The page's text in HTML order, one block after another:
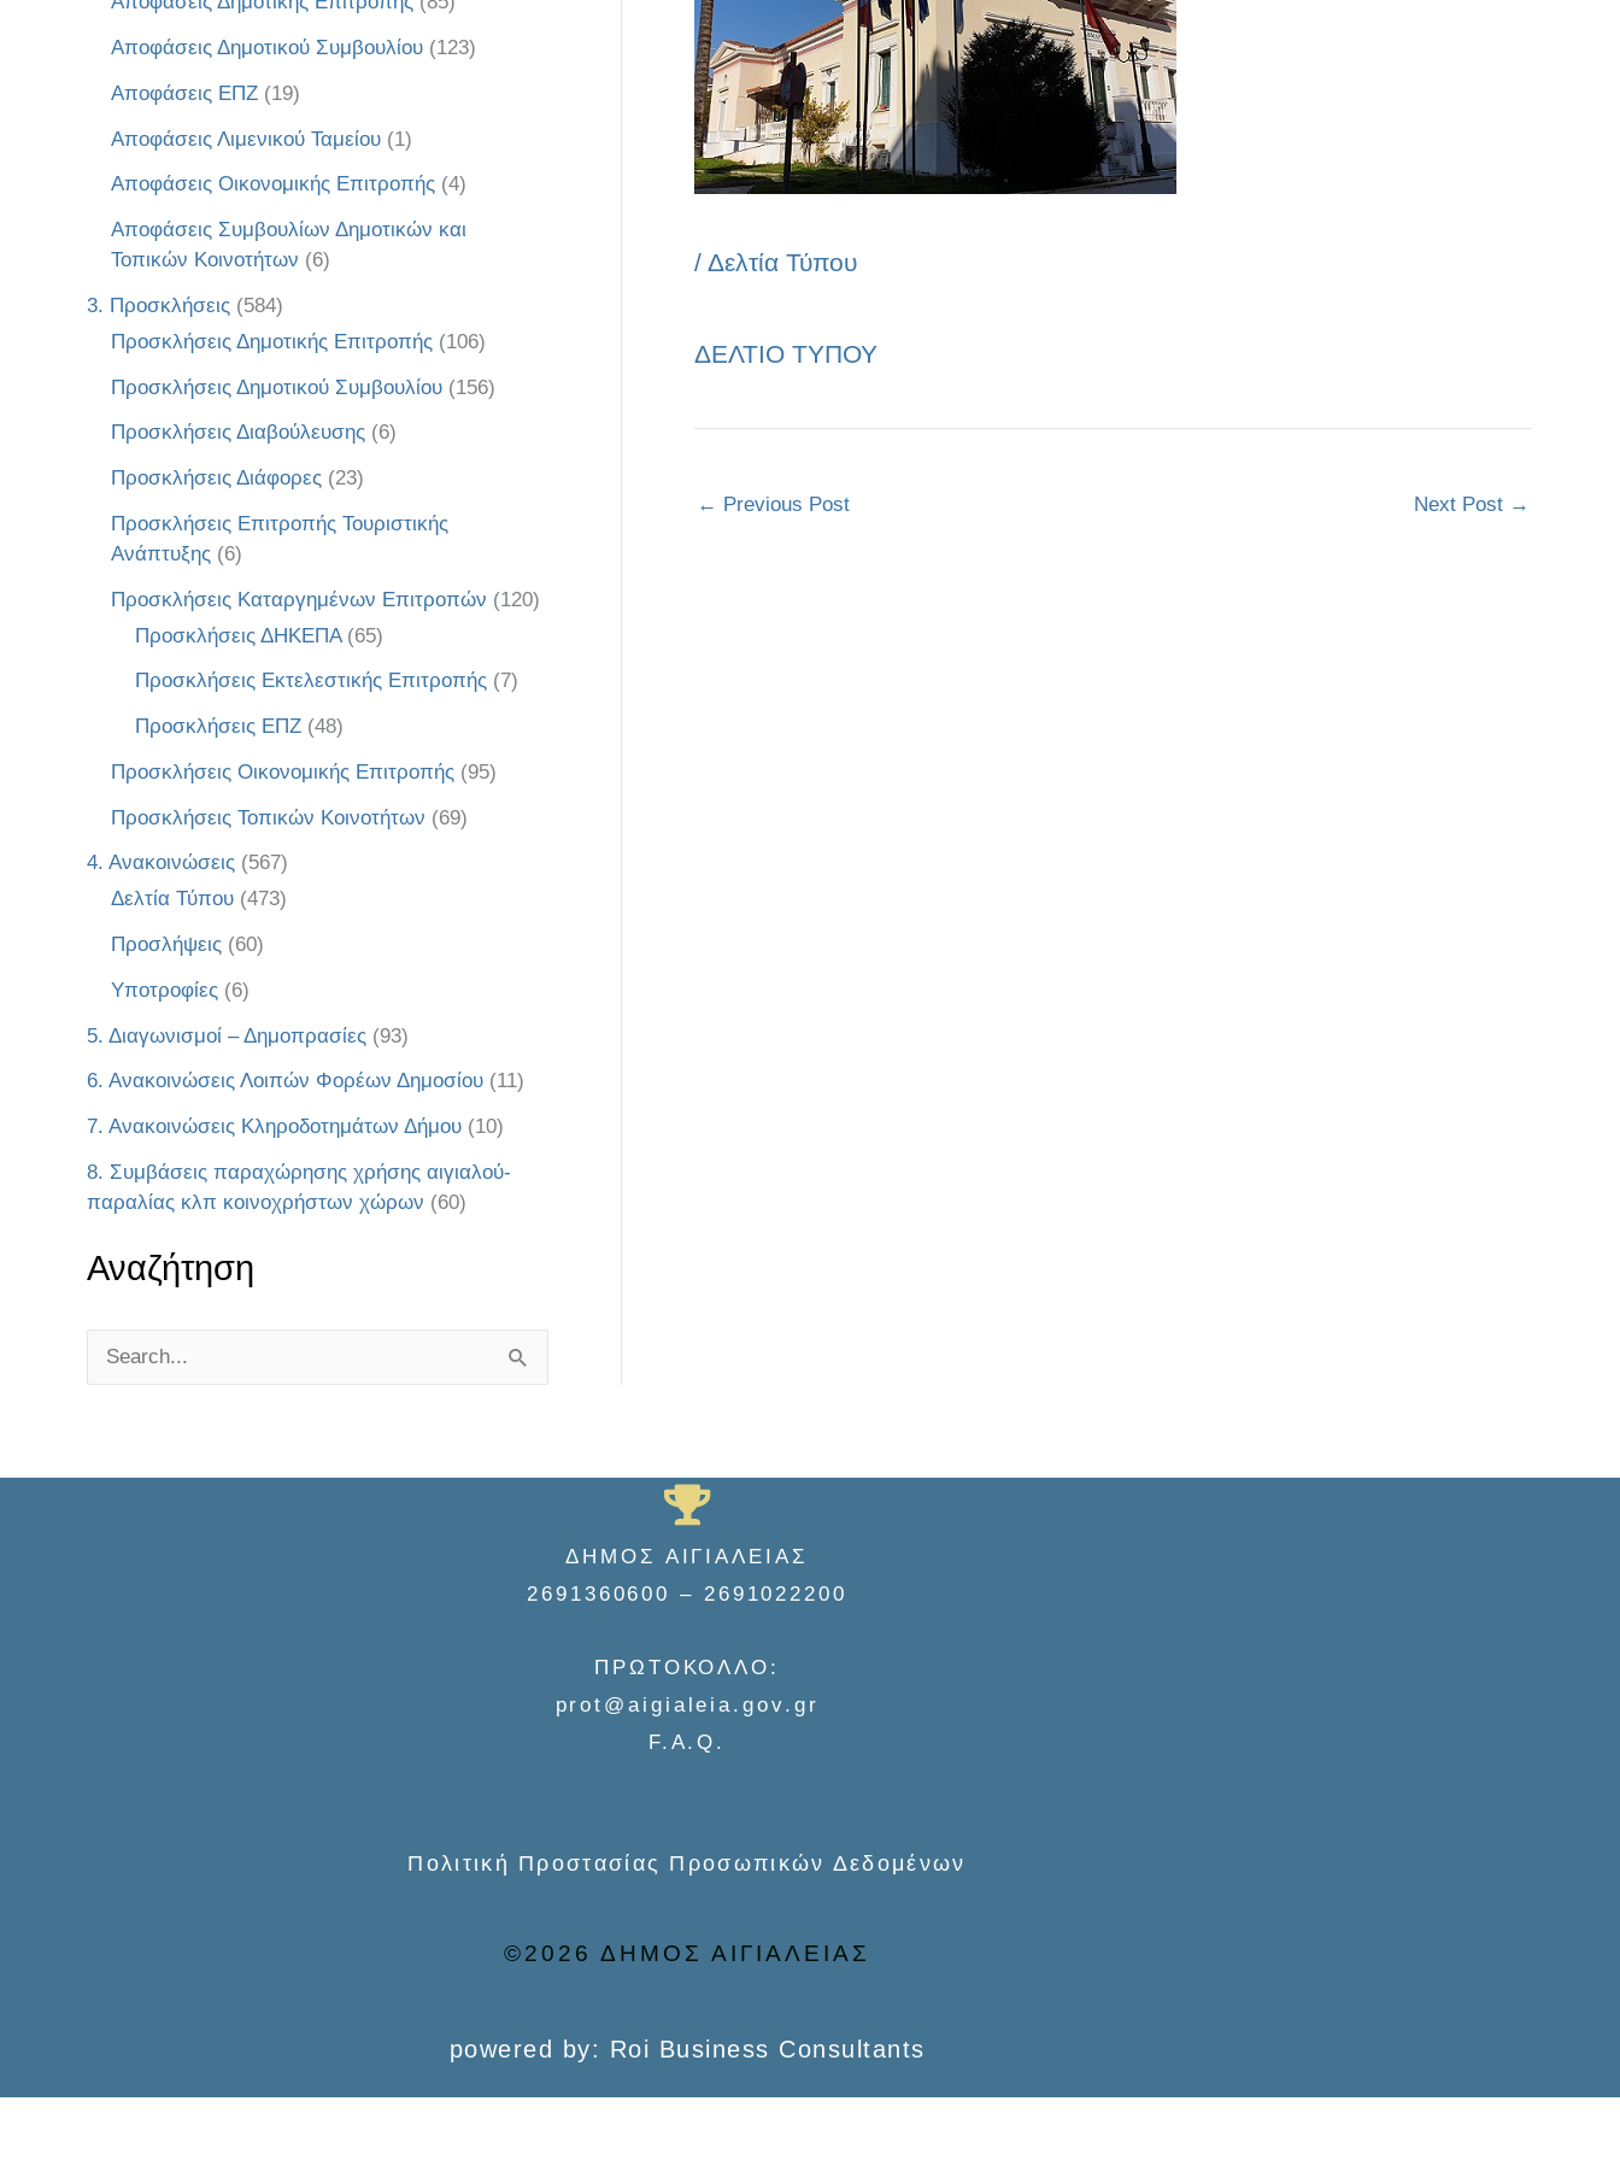
Αποφάσεις Δημοτικού Συμβουλίου (123)
Αποφάσεις ΕΠΖ (19)
Αποφάσεις Λιμενικού Ταμείου (1)
Αποφάσεις Οικονομικής Επιτροπής (4)
Αποφάσεις Συμβουλίων Δημοτικών και
Τοπικών Κοινοτήτων (6)
3. Προσκλήσεις (584)
Προσκλήσεις Δημοτικής Επιτροπής (106)
Προσκλήσεις Δημοτικού Συμβουλίου (156)
Προσκλήσεις Διαβούλευσης (6)
Προσκλήσεις Διάφορες (23)
Προσκλήσεις Επιτροπής Τουριστικής
Ανάπτυξης (6)
Προσκλήσεις Καταργημένων Επιτροπών (120)
Προσκλήσεις ΔΗΚΕΠΑ(65)
Προσκλήσεις Εκτελεστικής Επιτροπής (7)
Προσκλήσεις ΕΠΖ (48)
Προσκλήσεις Οικονομικής Επιτροπής (95)
Προσκλήσεις Τοπικών Κοινοτήτων (69)
4. Ανακοινώσεις (567)
Δελτία Τύπου (473)
Προσλήψεις (60)
Υποτροφίες (6)
5. Διαγωνισμοί – Δημοπρασίες (93)
6. Ανακοινώσεις Λοιπών Φορέων Δημοσίου (11)
7. Ανακοινώσεις Κληροδοτημάτων Δήμου (10)
8. Συμβάσεις παραχώρησης χρήσης αιγιαλού-
παραλίας κλπ κοινοχρήστων χώρων (60)
Αναζήτηση
/ Δελτία Τύπου
ΔΕΛΤΙΟ ΤΥΠΟΥ
← Previous Post Next Post →
ΔΗΜΟΣ ΑΙΓΙΑΛΕΙΑΣ
2691360600 – 2691022200
ΠΡΩΤΟΚΟΛΛΟ:
prot@aigialeia.gov.gr
F.A.Q.
Πολιτική Προστασίας Προσωπικών Δεδομένων
©2026 ΔΗΜΟΣ ΑΙΓΙΑΛΕΙΑΣ
powered by: Roi Business Consultants